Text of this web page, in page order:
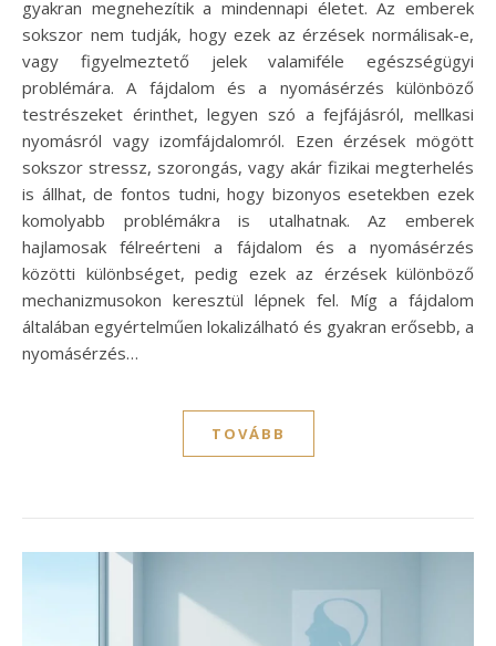
gyakran megnehezítik a mindennapi életet. Az emberek
sokszor nem tudják, hogy ezek az érzések normálisak-e,
vagy figyelmeztető jelek valamiféle egészségügyi
problémára. A fájdalom és a nyomásérzés különböző
testrészeket érinthet, legyen szó a fejfájásról, mellkasi
nyomásról vagy izomfájdalomról. Ezen érzések mögött
sokszor stressz, szorongás, vagy akár fizikai megterhelés
is állhat, de fontos tudni, hogy bizonyos esetekben ezek
komolyabb problémákra is utalhatnak. Az emberek
hajlamosak félreérteni a fájdalom és a nyomásérzés
közötti különbséget, pedig ezek az érzések különböző
mechanizmusokon keresztül lépnek fel. Míg a fájdalom
általában egyértelműen lokalizálható és gyakran erősebb, a
nyomásérzés…
TOVÁBB